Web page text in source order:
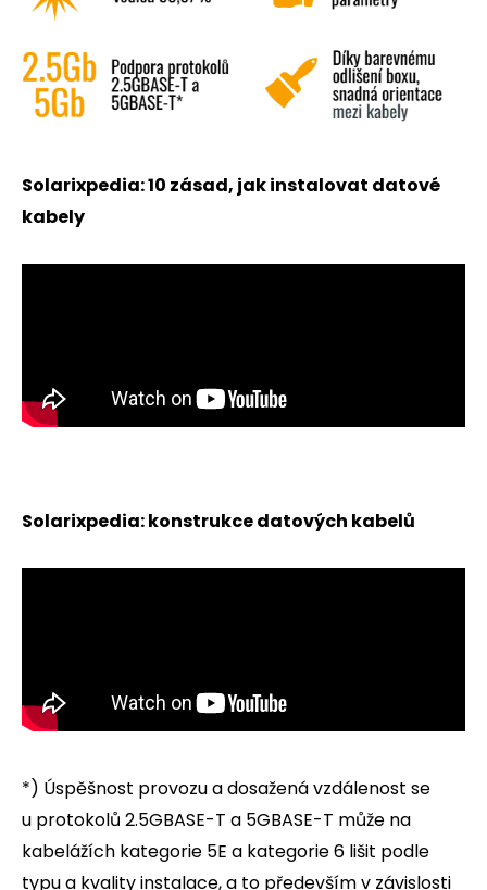
Solarixpedia: 10 zásad, jak instalovat datové
kabely
Solarixpedia: konstrukce datových kabelů
*) Úspěšnost provozu a dosažená vzdálenost se
u protokolů 2.5GBASE-T a 5GBASE-T může na
kabelážích kategorie 5E a kategorie 6 lišit podle
typu a kvality instalace, a to především v závislosti